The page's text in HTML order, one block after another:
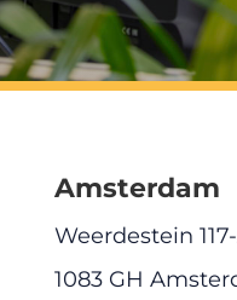
Amsterdam
Weerdestein
1083 GH